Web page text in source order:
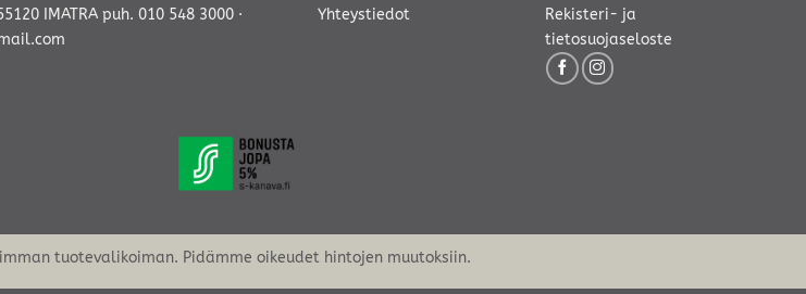
IMATRA puh. 010 548 3000·
Yhteystiedot
Rekisteri- ja
tietosuojaseloste
tuotevalikoiman. Pidämme oikeudet hintojen muutoksiin.